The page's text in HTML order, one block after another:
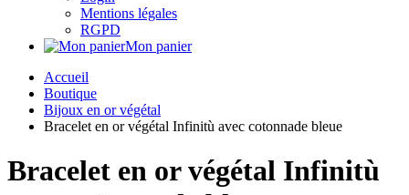
Mentions légales
RGPD
Mon panier
Accueil
Boutique
Bijoux en or végétal
Bracelet en or végétal Infinitù avec cotonnade bleue
Bracelet en or végétal Infinitù